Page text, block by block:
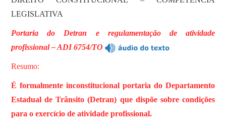
LEGISLATIVA
Portaria do Detran e regulamentação de atividade
profissional – ADI 6754/TO
Resumo:
É formalmente inconstitucional portaria do Departamento
Estadual de Trânsito (Detran) que dispõe sobre condições
para o exercício de atividade profissional.